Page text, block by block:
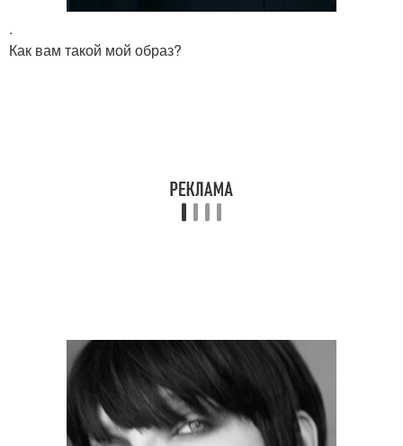
.
Как вам такой мой образ?